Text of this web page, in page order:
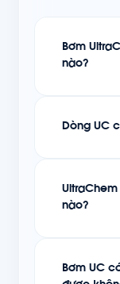
Bơm
nào?
Dòng UC
nào?
Bơm UC